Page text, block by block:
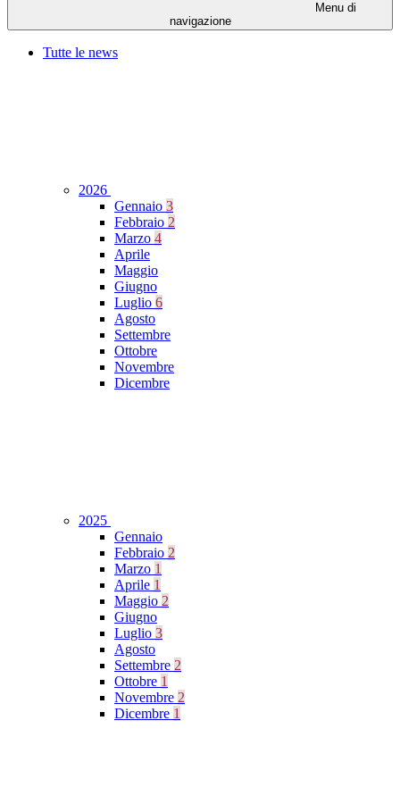
Menu di
navigazione
Tutte le news
2026
Gennaio 3
Febbraio 2
Marzo 4
Aprile
Maggio
Giugno
Luglio 6
Agosto
Settembre
Ottobre
Novembre
Dicembre
2025
Gennaio
Febbraio 2
Marzo 1
Aprile 1
Maggio 2
Giugno
Luglio 3
Agosto
Settembre 2
Ottobre 1
Novembre 2
Dicembre 1